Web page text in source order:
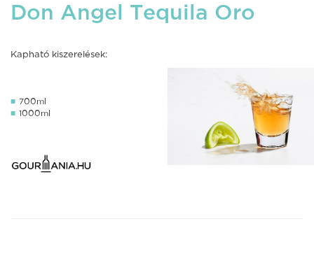
Don Angel Tequila Oro
Kapható kiszerelések:
700ml
1000ml